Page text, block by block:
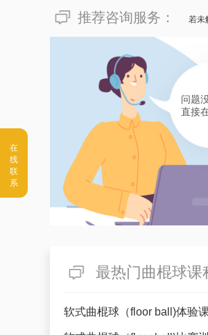
推荐咨询服务： 若未
问题
直接
最热门曲棍球课
软式曲棍球（floor ball)体验